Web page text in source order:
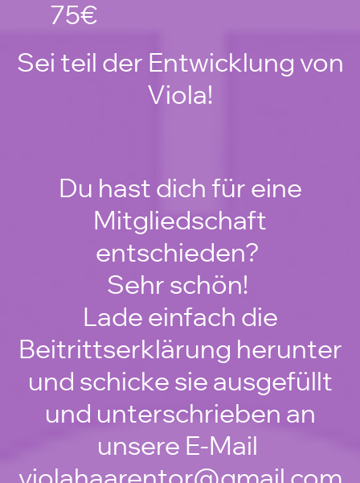
75€
Sei teil der Entwicklung von
Viola!
Du hast dich für eine
Mitgliedschaft
entschieden?
Sehr schön!
Lade einfach die
Beitrittserklärung herunter
und schicke sie ausgefüllt
und unterschrieben an
unsere E-Mail